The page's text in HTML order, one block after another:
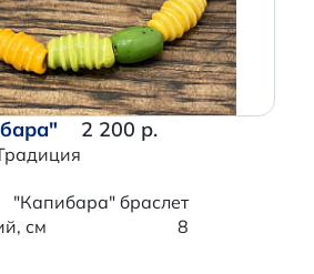
2 200 р.
"Капибара" браслет
см
8